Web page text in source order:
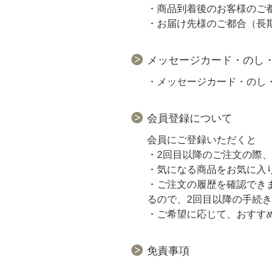
・商品到着後のお客様のご
・お届け先様のご都合（
メッセージカード・のし
・メッセージカード・の
会員登録について
会員にご登録いただくと
・2回目以降のご注文の際
・気になる商品をお気に入
・ご注文の履歴を確認で
るので、2回目以降の手続
・ご希望に応じて、おす
免責事項